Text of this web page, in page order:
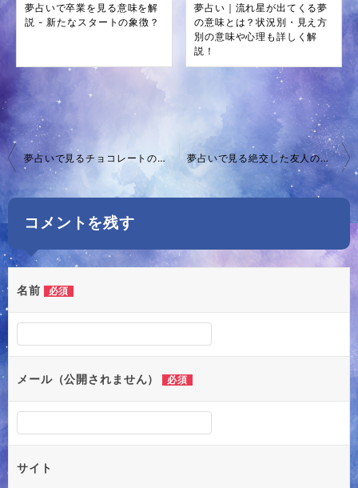
夢占いで卒業を見る意味を解
説 - 新たなスタートの象徴？
夢占い｜流れ星が出てくる夢
の意味とは？状況別・見え方
別の意味や心理も詳しく解
説！
投
稿
ゲ
ー
シ
ョ
ン
夢占いで見るチョコレートの意味！愛情から警告まで 夢占いで見る絶交した友人の意味とは？
コメントを残す
名前 必須
メール（公開されません） 必須
サイト